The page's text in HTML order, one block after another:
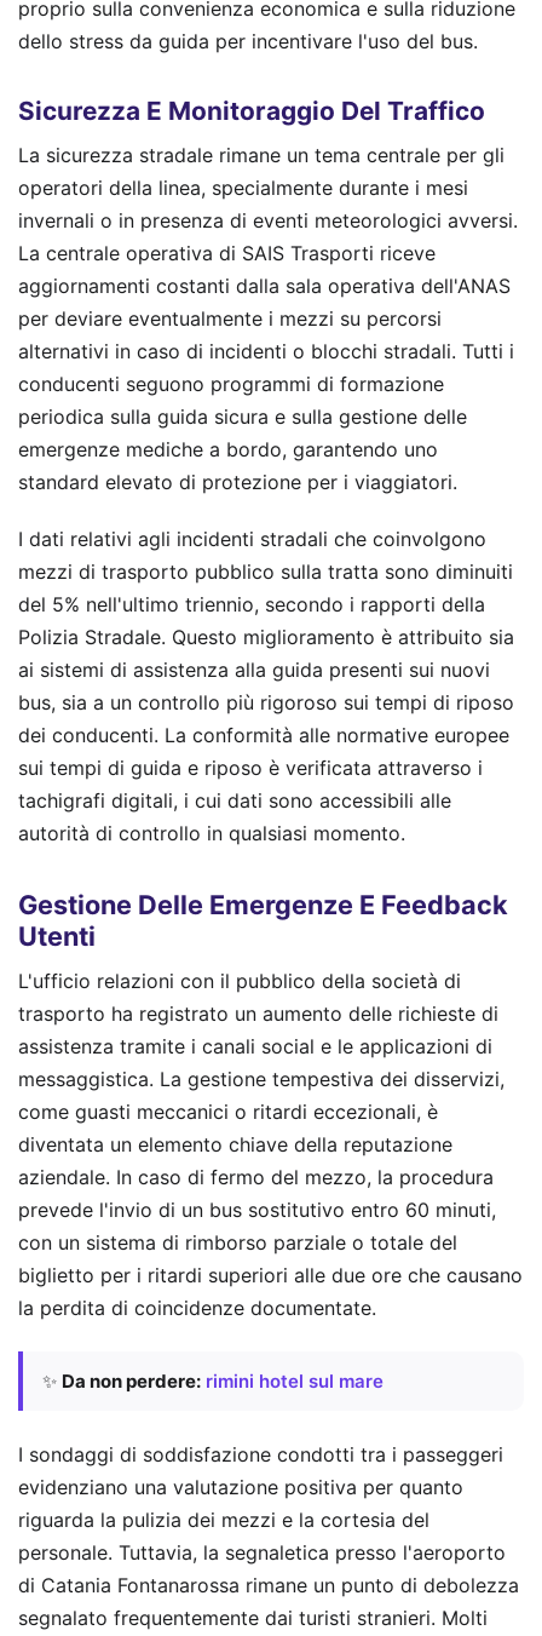
proprio sulla convenienza economica e sulla riduzione
dello stress da guida per incentivare l'uso del bus.
Sicurezza E Monitoraggio Del Traffico
La sicurezza stradale rimane un tema centrale per gli
operatori della linea, specialmente durante i mesi
invernali o in presenza di eventi meteorologici avversi.
La centrale operativa di SAIS Trasporti riceve
aggiornamenti costanti dalla sala operativa dell'ANAS
per deviare eventualmente i mezzi su percorsi
alternativi in caso di incidenti o blocchi stradali. Tutti i
conducenti seguono programmi di formazione
periodica sulla guida sicura e sulla gestione delle
emergenze mediche a bordo, garantendo uno
standard elevato di protezione per i viaggiatori.
I dati relativi agli incidenti stradali che coinvolgono
mezzi di trasporto pubblico sulla tratta sono diminuiti
del 5% nell'ultimo triennio, secondo i rapporti della
Polizia Stradale. Questo miglioramento è attribuito sia
ai sistemi di assistenza alla guida presenti sui nuovi
bus, sia a un controllo più rigoroso sui tempi di riposo
dei conducenti. La conformità alle normative europee
sui tempi di guida e riposo è verificata attraverso i
tachigrafi digitali, i cui dati sono accessibili alle
autorità di controllo in qualsiasi momento.
Gestione Delle Emergenze E Feedback
Utenti
L'ufficio relazioni con il pubblico della società di
trasporto ha registrato un aumento delle richieste di
assistenza tramite i canali social e le applicazioni di
messaggistica. La gestione tempestiva dei disservizi,
come guasti meccanici o ritardi eccezionali, è
diventata un elemento chiave della reputazione
aziendale. In caso di fermo del mezzo, la procedura
prevede l'invio di un bus sostitutivo entro 60 minuti,
con un sistema di rimborso parziale o totale del
biglietto per i ritardi superiori alle due ore che causano
la perdita di coincidenze documentate.
✨ Da non perdere: rimini hotel sul mare
I sondaggi di soddisfazione condotti tra i passeggeri
evidenziano una valutazione positiva per quanto
riguarda la pulizia dei mezzi e la cortesia del
personale. Tuttavia, la segnaletica presso l'aeroporto
di Catania Fontanarossa rimane un punto di debolezza
segnalato frequentemente dai turisti stranieri. Molti